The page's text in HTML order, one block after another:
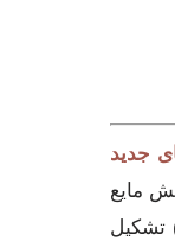
جدید
مایع
تشکیل